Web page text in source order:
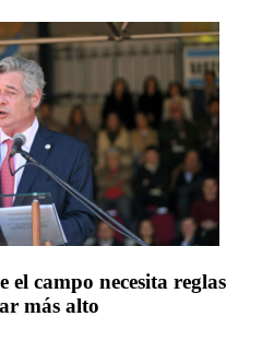
campo necesita reglas
más alto